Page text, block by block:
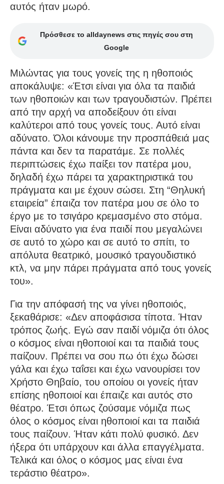
αυτός ήταν μωρό.
Πρόσθεσε το alldaynews στις πηγές σου στη
Google
Μιλώντας για τους γονείς της η ηθοποιός
αποκάλυψε: «Έτσι είναι για όλα τα παιδιά
των ηθοποιών και των τραγουδιστών. Πρέπει
από την αρχή να αποδείξουν ότι είναι
καλύτεροι από τους γονείς τους. Αυτό είναι
αδύνατο. Όλοι κάνουμε την προσπάθειά μας
πάντα και δεν τα παρατάμε. Σε πολλές
περιπτώσεις έχω παίξει τον πατέρα μου,
δηλαδή έχω πάρει τα χαρακτηριστικά του
πράγματα και με έχουν σώσει. Στη “Θηλυκή
εταιρεία” έπαιζα τον πατέρα μου σε όλο το
έργο με το τσιγάρο κρεμασμένο στο στόμα.
Είναι αδύνατο για ένα παιδί που μεγαλώνει
σε αυτό το χώρο και σε αυτό το σπίτι, το
απόλυτα θεατρικό, μουσικό τραγουδιστικό
κτλ, να μην πάρει πράγματα από τους γονείς
του».
Για την απόφασή της να γίνει ηθοποιός,
ξεκαθάρισε: «Δεν αποφάσισα τίποτα. Ήταν
τρόπος ζωής. Εγώ σαν παιδί νόμιζα ότι όλος
ο κόσμος είναι ηθοποιοί και τα παιδιά τους
παίζουν. Πρέπει να σου πω ότι έχω δώσει
γάλα και έχω ταΐσει και έχω νανουρίσει τον
Χρήστο Θηβαίο, του οποίου οι γονείς ήταν
επίσης ηθοποιοί και έπαιζε και αυτός στο
θέατρο. Έτσι όπως ζούσαμε νόμιζα πως
όλος ο κόσμος είναι ηθοποιοί και τα παιδιά
τους παίζουν. Ήταν κάτι πολύ φυσικό. Δεν
ήξερα ότι υπάρχουν και άλλα επαγγέλματα.
Τελικά και όλος ο κόσμος μας είναι ένα
τεράστιο θέατρο».